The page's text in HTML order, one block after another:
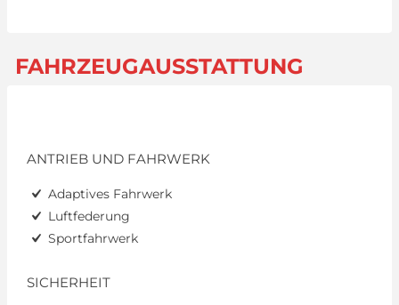
FAHRZEUGAUSSTATTUNG
ANTRIEB UND FAHRWERK
Adaptives Fahrwerk
Luftfederung
Sportfahrwerk
SICHERHEIT